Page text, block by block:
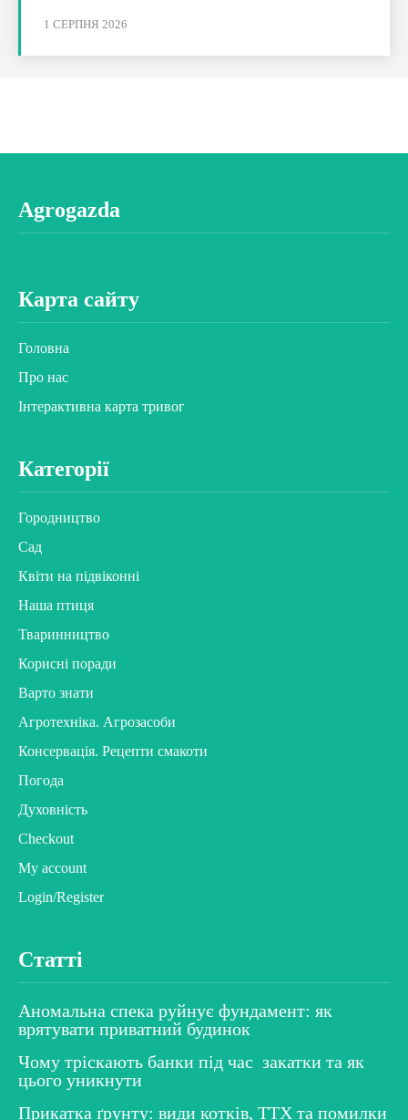
1 СЕРПНЯ 2026
Agrogazda
Карта сайту
Головна
Про нас
Інтерактивна карта тривог
Категорії
Городництво
Сад
Квіти на підвіконні
Наша птиця
Тваринництво
Корисні поради
Варто знати
Агротехніка. Агрозасоби
Консервація. Рецепти смакоти
Погода
Духовність
Checkout
My account
Login/Register
Статті
Аномальна спека руйнує фундамент: як
врятувати приватний будинок
Чому тріскають банки під час закатки та як
цього уникнути
Прикатка ґрунту: види котків, ТТХ та помилки